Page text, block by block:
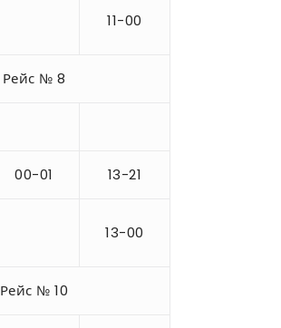
11-00
Рейс № 8
00-01 13-21
13-00
Рейс № 10